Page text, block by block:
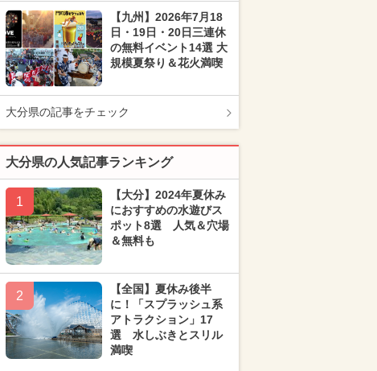
【九州】2026年7月18
日・19日・20日三連休
の無料イベント14選 大
規模夏祭り＆花火満喫
大分県の記事をチェック
大分県の人気記事ランキング
1
【大分】2024年夏休み
におすすめの水遊びス
ポット8選 人気＆穴場
＆無料も
2
【全国】夏休み後半
に！「スプラッシュ系
アトラクション」17
選 水しぶきとスリル
満喫